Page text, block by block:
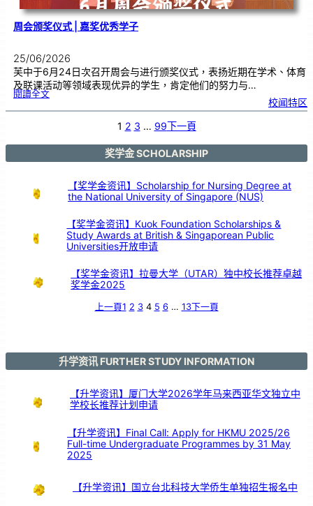
周会颁奖仪式 | 嘉奖优秀学子
25/06/2026
芙中于6月24日次召开周会与进行颁奖仪式，表扬近期在学术、体育
及联课活动等领域表现优异的学生，肯定他们的努力与…
閱讀全文:周
奖
秀
校闻特区
1 2 3 … 99下一頁
奖学金 SCHOLARSHIP
【奖学金资讯】Scholarship for Nursing Degree at
the National University of Singapore (NUS)
【奖学金资讯】Kuok Foundation Scholarships &
Study Awards at British & Singaporean Public
Universities开放申请
【奖学金资讯】拉曼大学（UTAR）独中校长推荐卓越
奖学金2025
上一頁1 2 3 4 5 6 … 13下一頁
升学资讯 FURTHER STUDY INFORMATION
【升学资讯】厦门大学2026学年马来西亚华文独立中
学校长推荐计划申请
【升学资讯】Final Call: Apply for HKMU 2025/26
Full-time Undergraduate Programmes by 31 May
2025
【升学资讯】国立台北科技大学侨生单独招生报名中